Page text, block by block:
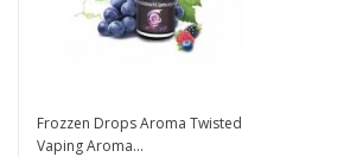
Frozzen Drops Aroma Twisted
Vaping Aroma...